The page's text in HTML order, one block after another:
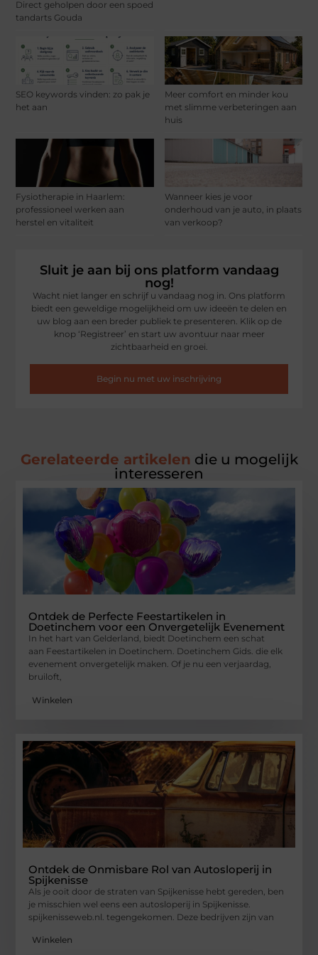
Direct geholpen door een spoed
tandarts Gouda
SEO keywords vinden: zo pak je
het aan
Meer comfort en minder kou
met slimme verbeteringen aan
huis
Fysiotherapie in Haarlem:
professioneel werken aan
herstel en vitaliteit
Wanneer kies je voor
onderhoud van je auto, in plaats
van verkoop?
Sluit je aan bij ons platform vandaag
nog!
Wacht niet langer en schrijf u vandaag nog in. Ons platform
biedt een geweldige mogelijkheid om uw ideeën te delen en
uw blog aan een breder publiek te presenteren. Klik op de
knop ‘Registreer’ en start uw avontuur naar meer
zichtbaarheid en groei.
Begin nu met uw inschrijving
Gerelateerde artikelen die u mogelijk
interesseren
Ontdek de Perfecte Feestartikelen in
Doetinchem voor een Onvergetelijk Evenement
In het hart van Gelderland, biedt Doetinchem een schat
aan Feestartikelen in Doetinchem. Doetinchem Gids. die elk
evenement onvergetelijk maken. Of je nu een verjaardag,
bruiloft,
Winkelen
Ontdek de Onmisbare Rol van Autosloperij in
Spijkenisse
Als je ooit door de straten van Spijkenisse hebt gereden, ben
je misschien wel eens een autosloperij in Spijkenisse.
spijkenisseweb.nl. tegengekomen. Deze bedrijven zijn van
Winkelen